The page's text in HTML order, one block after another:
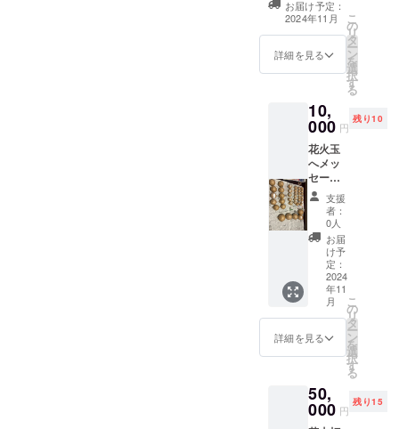
直な気持ちを花
火玉に書いてく
ださい きっと願
いは届くと思い
2024年11月下旬
いなどをメール
にて送付くださ
い こちらで書か
せていただきま
す もしくはこち
らにお越しいた
だき書いてもら
います
お届け予定：
2024年11月
詳細を見る
こ
の
リ
タ
ー
ン
を
選
択
す
る
10,
000 円
残り10
花火玉
へメッ
セージ
を描き
打上さ
せて頂
きます
こちら
のリ
ターン
は 花火
玉の個
数が決
まって
ます 大
きさに
めさせ
ていた
だきま
支援
者：
0人
お届
け予
定：
2024
年11
月
詳細を見る
こ
の
リ
タ
ー
ン
を
選
択
す
る
50,
000 円
残り15